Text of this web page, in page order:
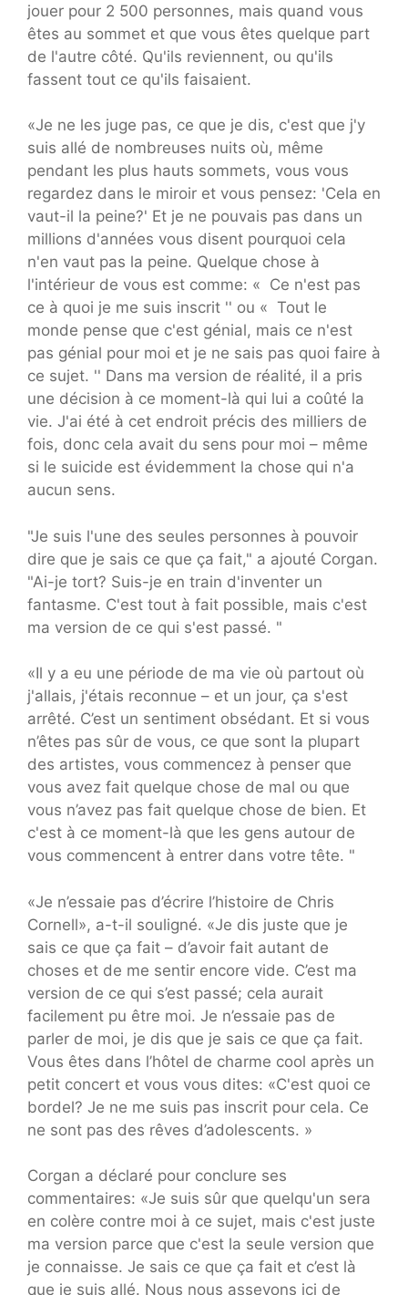
jouer pour 2 500 personnes, mais quand vous
êtes au sommet et que vous êtes quelque part
de l'autre côté. Qu'ils reviennent, ou qu'ils
fassent tout ce qu'ils faisaient.
«Je ne les juge pas, ce que je dis, c'est que j'y
suis allé de nombreuses nuits où, même
pendant les plus hauts sommets, vous vous
regardez dans le miroir et vous pensez: 'Cela en
vaut-il la peine?' Et je ne pouvais pas dans un
millions d'années vous disent pourquoi cela
n'en vaut pas la peine. Quelque chose à
l'intérieur de vous est comme: « Ce n'est pas
ce à quoi je me suis inscrit '' ou « Tout le
monde pense que c'est génial, mais ce n'est
pas génial pour moi et je ne sais pas quoi faire à
ce sujet. '' Dans ma version de réalité, il a pris
une décision à ce moment-là qui lui a coûté la
vie. J'ai été à cet endroit précis des milliers de
fois, donc cela avait du sens pour moi – même
si le suicide est évidemment la chose qui n'a
aucun sens.
"Je suis l'une des seules personnes à pouvoir
dire que je sais ce que ça fait," a ajouté Corgan.
"Ai-je tort? Suis-je en train d'inventer un
fantasme. C'est tout à fait possible, mais c'est
ma version de ce qui s'est passé. "
«Il y a eu une période de ma vie où partout où
j'allais, j'étais reconnue – et un jour, ça s'est
arrêté. C’est un sentiment obsédant. Et si vous
n’êtes pas sûr de vous, ce que sont la plupart
des artistes, vous commencez à penser que
vous avez fait quelque chose de mal ou que
vous n’avez pas fait quelque chose de bien. Et
c'est à ce moment-là que les gens autour de
vous commencent à entrer dans votre tête. "
«Je n’essaie pas d’écrire l’histoire de Chris
Cornell», a-t-il souligné. «Je dis juste que je
sais ce que ça fait – d’avoir fait autant de
choses et de me sentir encore vide. C’est ma
version de ce qui s’est passé; cela aurait
facilement pu être moi. Je n’essaie pas de
parler de moi, je dis que je sais ce que ça fait.
Vous êtes dans l’hôtel de charme cool après un
petit concert et vous vous dites: «C'est quoi ce
bordel? Je ne me suis pas inscrit pour cela. Ce
ne sont pas des rêves d’adolescents. »
Corgan a déclaré pour conclure ses
commentaires: «Je suis sûr que quelqu'un sera
en colère contre moi à ce sujet, mais c'est juste
ma version parce que c'est la seule version que
je connaisse. Je sais ce que ça fait et c’est là
que je suis allé. Nous nous asseyons ici de